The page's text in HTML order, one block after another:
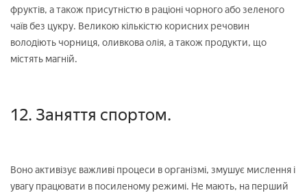
фруктів, а також присутністю в раціоні чорного або зеленого
чаїв без цукру. Великою кількістю корисних речовин
володіють чорниця, оливкова олія, а також продукти, що
містять магній.
12. Заняття спортом.
Воно активізує важливі процеси в організмі, змушує мислення і
увагу працювати в посиленому режимі. Не мають, на перший